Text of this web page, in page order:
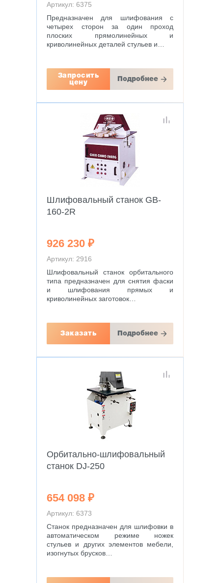
Артикул: 6375
Предназначен для шлифования с
четырех сторон за один проход
плоских прямолинейных и
криволинейных деталей стульев и…
Запросить
цену
Подробнее
Шлифовальный станок GB-
160-2R
926 230 ₽
Артикул: 2916
Шлифовальный станок орбитального
типа предназначен для снятия фаски
и шлифования прямых и
криволинейных заготовок…
Заказать Подробнее
Орбитально-шлифовальный
станок DJ-250
654 098 ₽
Артикул: 6373
Станок предназначен для шлифовки в
автоматическом режиме ножек
стульев и других элементов мебели,
изогнутых брусков…